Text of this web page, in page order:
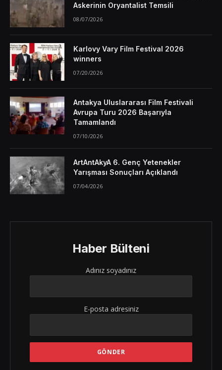
Askerinin Oryantalist Temsili
08/07/2026
Karlovy Vary Film Festival 2026
winners
07/20/2026
Antakya Uluslararası Film Festivali
Avrupa Turu 2026 Başarıyla
Tamamlandı
07/10/2026
ArtAntAkyA 6. Genç Yetenekler
Yarışması Sonuçları Açıklandı
07/04/2026
Haber Bülteni
Adınız soyadınız
E-posta adresiniz